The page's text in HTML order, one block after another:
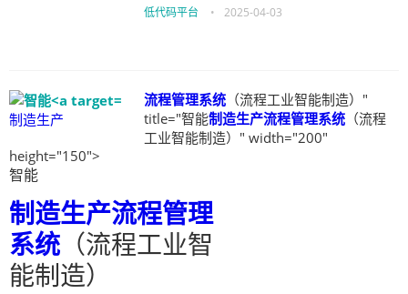
低代码平台 • 2025-04-03
制造生产
流程管理系统 （流程工业智能制造）"
title="智能制造生产流程管理系统 （流程
工业智能制造）" width="200"
height="150">
智能
制造生产流程管理
系统 （流程工业智
能制造）